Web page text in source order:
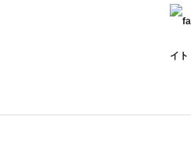
イト